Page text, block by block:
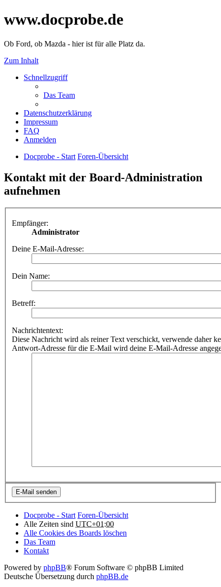
www.docprobe.de
Ob Ford, ob Mazda - hier ist für alle Platz da.
Zum Inhalt
Schnellzugriff
Das Team
Datenschutzerklärung
Impressum
FAQ
Anmelden
Docprobe - Start Foren-Übersicht
Kontakt mit der Board-Administration
aufnehmen
Empfänger:
Administrator
Deine E-Mail-Adresse:
Dein Name:
Betreff:
Nachrichtentext:
Diese Nachricht wird als reiner Text verschickt, verwende daher
Antwort-Adresse für die E-Mail wird deine E-Mail-Adresse
Docprobe - Start Foren-Übersicht
Alle Zeiten sind UTC+01:00
Alle Cookies des Boards löschen
Das Team
Kontakt
Powered by phpBB® Forum Software © phpBB Limited
Deutsche Übersetzung durch phpBB.de